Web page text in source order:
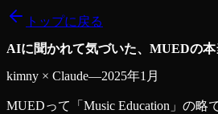
トップに戻る
AIに聞かれて気づいた、MUEDの
kimny × Claude—2025年1月
MUEDって「Music Education」の略